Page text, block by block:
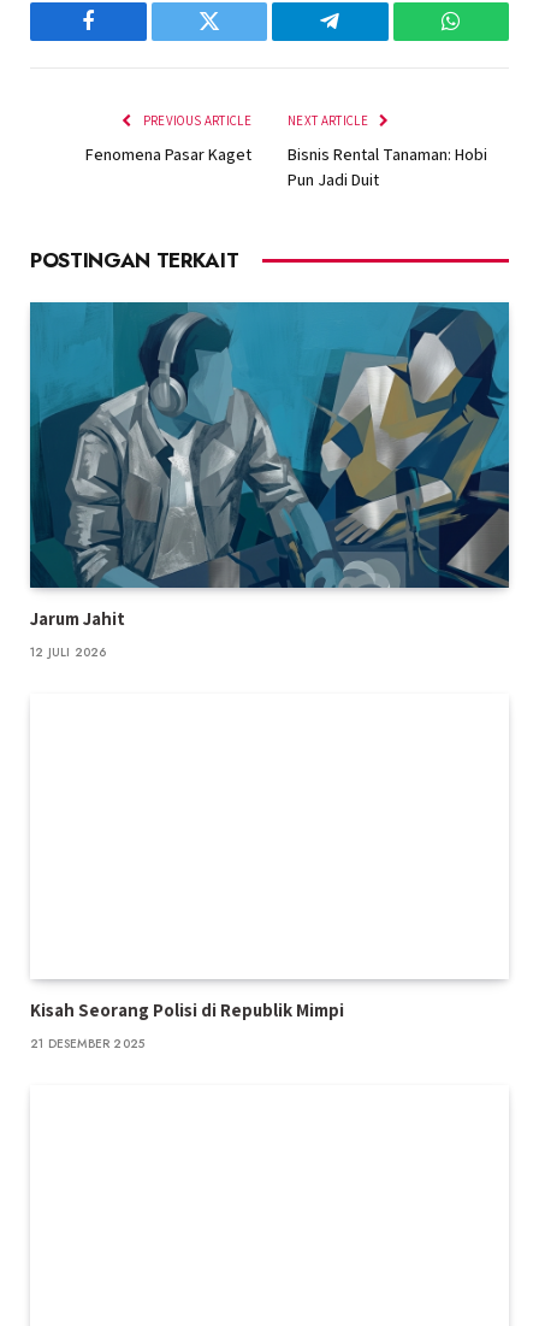
Facebook Twitter Telegram
PREVIOUS ARTICLE
Fenomena Pasar Kaget
NEXT ARTICLE
Bisnis Rental Tanaman: Hobi
Pun Jadi Duit
POSTINGAN TERKAIT
Jarum Jahit
12 JULI 2026
Kisah Seorang Polisi di Republik Mimpi
21 DESEMBER 2025